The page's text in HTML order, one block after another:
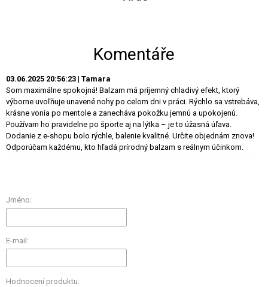
Komentáře
03.06.2025 20:56:23 | Tamara
Som maximálne spokojná! Balzam má príjemný chladivý efekt, ktorý
výborne uvoľňuje unavené nohy po celom dni v práci. Rýchlo sa vstrebáva,
krásne vonia po mentole a zanecháva pokožku jemnú a upokojenú.
Používam ho pravidelne po športe aj na lýtka – je to úžasná úľava.
Dodanie z e-shopu bolo rýchle, balenie kvalitné. Určite objednám znova!
Odporúčam každému, kto hľadá prírodný balzam s reálnym účinkom.
Jméno:
E-mail:
Hodnocení produktu: